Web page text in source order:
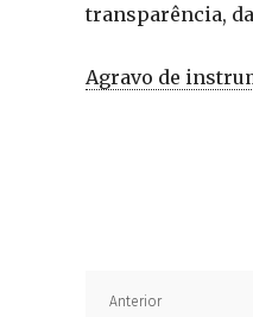
transparência,
Agravo de
Anterior